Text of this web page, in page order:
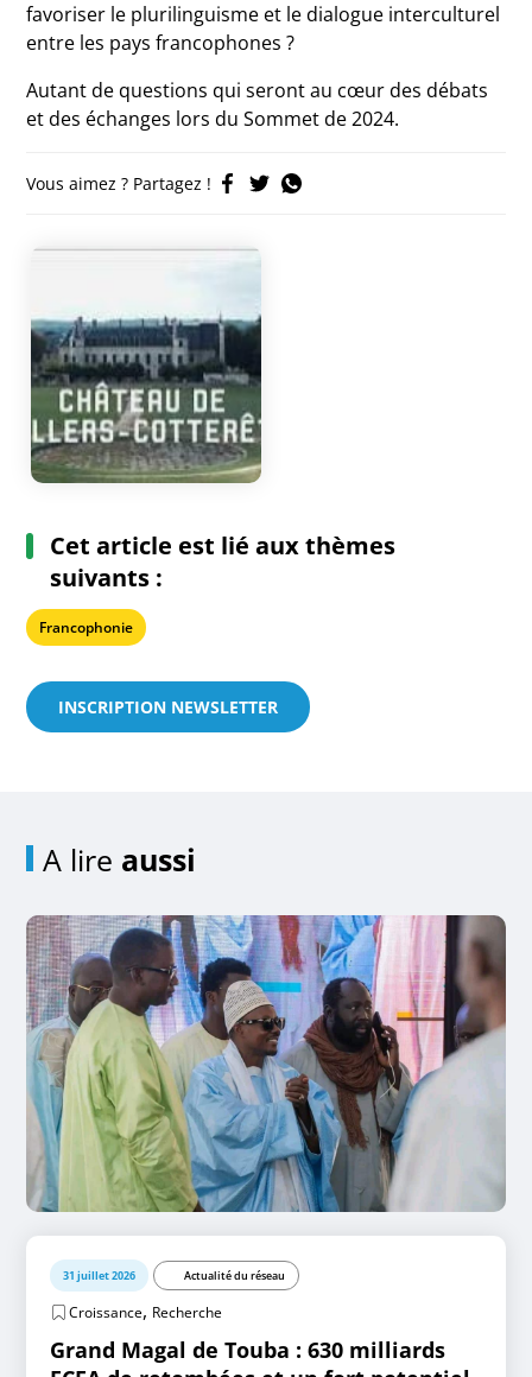
favoriser le plurilinguisme et le dialogue interculturel
entre les pays francophones ?
Autant de questions qui seront au cœur des débats
et des échanges lors du Sommet de 2024.
Vous aimez ? Partagez !
Cet article est lié aux thèmes
suivants :
Francophonie
INSCRIPTION NEWSLETTER
A lire aussi
31 juillet 2026 Actualité du réseau
Croissance, Recherche
Grand Magal de Touba : 630 milliards